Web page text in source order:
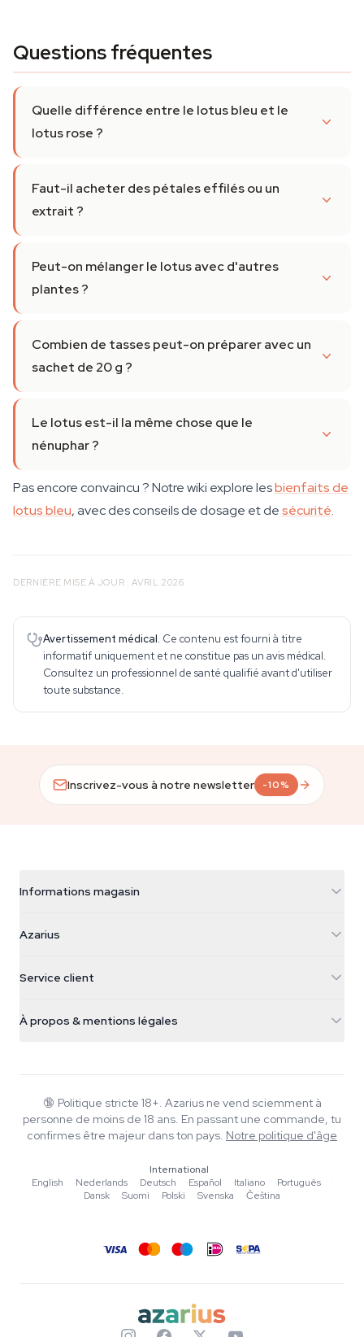
Questions fréquentes
Quelle différence entre le lotus bleu et le
lotus rose ?
Faut-il acheter des pétales effilés ou un
extrait ?
Peut-on mélanger le lotus avec d'autres
plantes ?
Combien de tasses peut-on préparer avec un
sachet de 20 g ?
Le lotus est-il la même chose que le
nénuphar ?
Pas encore convaincu ? Notre wiki explore lesbienfaits de
lotus bleu, avec des conseils de dosage et desécurité.
DERNIÈRE MISE À JOUR : AVRIL 2026
Avertissement médical. Ce contenu est fourni à titre
informatif uniquement et ne constitue pas un avis médical.
Consultez un professionnel de santé qualifié avant d'utiliser
toute substance.
Inscrivez-vous à notre newsletter -10%
Informations magasin
Galvaniweg 11
Nederland
+31(0)204897914
Azarius
Smokeshop
Service client
Politique de retour
Politique de confidentialité
À propos & mentions légales
Wiki
Rédacteurs
Outils & Calculateurs
🔞 Politique stricte 18+. Azarius ne vend sciemment à
personne de moins de 18 ans. En passant une commande, tu
confirmes être majeur dans ton pays. Notre politique d'âge
International
English
·Nederlands ·Deutsch ·Español ·Italiano ·Português
·
Dansk
·Suomi ·Polski ·Svenska ·Čeština